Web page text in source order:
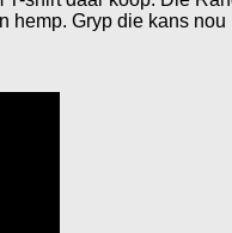
hemp. Gryp die kans